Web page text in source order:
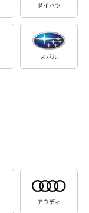
ダイハツ
スバル
アウディ